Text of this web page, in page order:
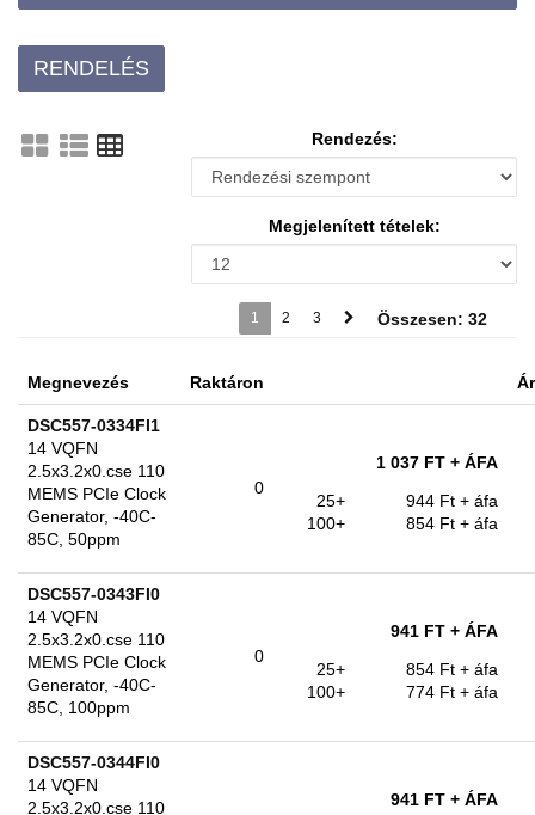
RENDELÉS
Rendezés:
Megjelenített tételek:
1 2 3 Összesen: 32
Megnevezés Raktáron Ár
DSC557-0334FI1
14 VQFN
2.5x3.2x0.cse 110
MEMS PCIe Clock
Generator, -40C-
85C, 50ppm
0
1 037 FT + ÁFA
25+
944 Ft + áfa
100+
854 Ft + áfa
DSC557-0343FI0
14 VQFN
2.5x3.2x0.cse 110
MEMS PCIe Clock
Generator, -40C-
85C, 100ppm
0
941 FT + ÁFA
25+
854 Ft + áfa
100+
774 Ft + áfa
DSC557-0344FI0
14 VQFN
2.5x3.2x0.cse 110
941 FT + ÁFA